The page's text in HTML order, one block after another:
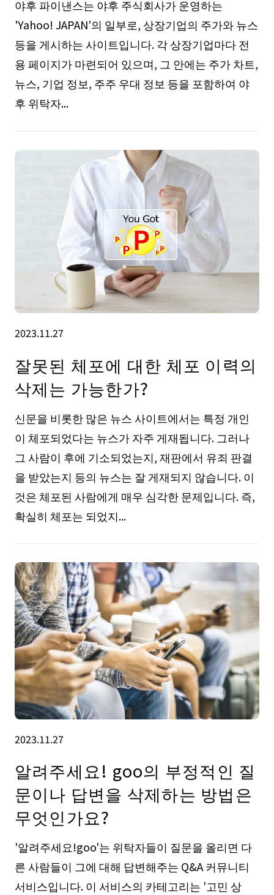
야후 파이낸스는 야후 주식회사가 운영하는
'Yahoo! JAPAN'의 일부로, 상장기업의 주가와 뉴스
등을 게시하는 사이트입니다. 각 상장기업마다 전
용 페이지가 마련되어 있으며, 그 안에는 주가 차트,
뉴스, 기업 정보, 주주 우대 정보 등을 포함하여 야
후 위탁자...
2023.11.27
잘못된 체포에 대한 체포 이력의
삭제는 가능한가?
신문을 비롯한 많은 뉴스 사이트에서는 특정 개인
이 체포되었다는 뉴스가 자주 게재됩니다. 그러나
그 사람이 후에 기소되었는지, 재판에서 유죄 판결
을 받았는지 등의 뉴스는 잘 게재되지 않습니다. 이
것은 체포된 사람에게 매우 심각한 문제입니다. 즉,
확실히 체포는 되었지...
2023.11.27
알려주세요! goo의 부정적인 질
문이나 답변을 삭제하는 방법은
무엇인가요?
'알려주세요!goo'는 위탁자들이 질문을 올리면 다
른 사람들이 그에 대해 답변해주는 Q&A 커뮤니티
서비스입니다. 이 서비스의 카테고리는 '고민 상